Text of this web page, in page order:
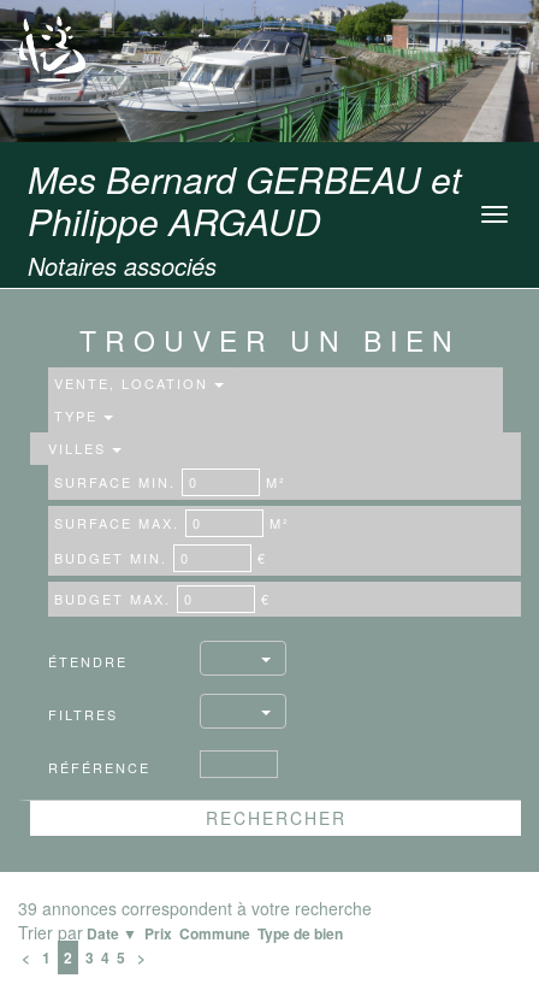
Mes Bernard GERBEAU et
Philippe ARGAUD
Notaires associés
TROUVER UN BIEN
VENTE, LOCATION
TYPE
VILLES
SURFACE MIN.
M²
SURFACE MAX.
M²
BUDGET MIN.
€
BUDGET MAX. €
ÉTENDRE
FILTRES
RÉFÉRENCE
39 annonces correspondent à votre recherche
Trier par Date ▼ Prix Commune Type de bien
<
1 2 3 4 5 >